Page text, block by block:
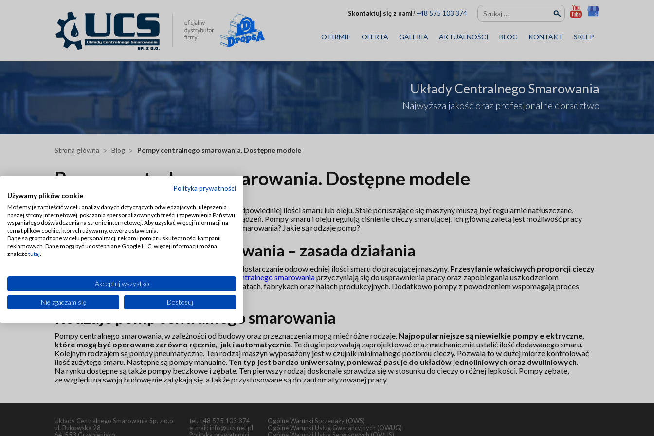
O FIRMIE OFERTA GALERIA AKTUALNOŚCI BLOG KONTAKT SKLEP
Skontaktuj się z nami! +48 575 103 374 Szukaj:
Układy Centralnego Smarowania
Najwyższa jakość oraz profesjonalne doradztwo
Strona główna Blog Pompy centralnego smarowania. Dostępne modele
Pompy centralnego smarowania. Dostępne modele
Pompy centralnego smarowania służą do dostarczania odpowiedniej ilości smaru lub oleju. Stale poruszające się maszyny muszą być regularnie natłuszczane,
ponieważ zbyt duże tarcia może prowadzić do awarii urządzeń. Pompy smaru i oleju regulują ciśnienie cieczy smarującej. Ich główną zaletą jest możliwość pracy
w każdych warunkach. Jak działają pompy centralnego smarowania? Jakie są rodzaje pomp?
Pompy centralnego smarowania – zasada działania
Zadaniem pomp centralnego smarowania jest regularne dostarczanie odpowiedniej ilości smaru do pracującej maszyny. Przesyłanie właściwych proporcji cieczy
jest dostosowane do potrzeb urządzenia.Pompy centralnego smarowaniaprzyczyniają się do usprawnienia pracy oraz zapobiegania uszkodzeniom
mechanicznym. Najczęściej wykorzystuje się je w warsztatach, fabrykach oraz halach produkcyjnych. Dodatkowo pompy z powodzeniem wspomagają proces
wytwórstwa spożywczego.
Rodzaje pomp centralnego smarowania
Pompy centralnego smarowania, w zależności od budowy oraz przeznaczenia mogą mieć różne rodzaje. Najpopularniejsze są niewielkie pompy elektryczne,
które mogą być operowane zarówno ręcznie, jak i automatycznie. Te drugie pozwalają zaprojektować oraz mechanicznie ustalić ilość dodawanego smaru.
Kolejnym rodzajem są pompy pneumatyczne. Ten rodzaj maszyn wyposażony jest w czujnik minimalnego poziomu cieczy. Pozwala to w dużej mierze kontrolować
ilość zużytego smaru. Następne są pompy manualne. Ten typ jest bardzo uniwersalny, ponieważ pasuje do układów jednoliniowych oraz dwuliniowych.
Na rynku dostępne są także pompy beczkowe i zębate. Ten pierwszy rodzaj doskonale sprawdza się w stosunku do cieczy o różnej lepkości. Pompy zębate,
ze względu na swoją budowę nie zatykają się, a także przystosowane są do zautomatyzowanej pracy.
Układy Centralnego Smarowania Sp. z o.o.
ul. Bukowska 28
tel. +48 575 103 374
e-mail: info@ucs.net.pl
Ogólne Warunki Sprzedaży (OWS)
Ogólne Warunki Usług Gwarancyjnych (OWUG)
Polityka prywatności
Używamy plików cookie
Możemy je zamieścić w celu analizy danych dotyczących odwiedzających, ulepszenia
naszej strony internetowej, pokazania spersonalizowanych treści i zapewnienia Państwu
wspaniałego doświadczenia na stronie internetowej. Aby uzyskać więcej informacji na
temat plików cookie, których używamy, otwórz ustawienia.
Dane są gromadzone w celu personalizacji reklam i pomiaru skuteczności kampanii
reklamowych. Dane mogą być udostępniane Google LLC, więcej informacji można
znaleźćtutaj.
Akceptuj wszystko
Nie zgadzam się Dostosuj